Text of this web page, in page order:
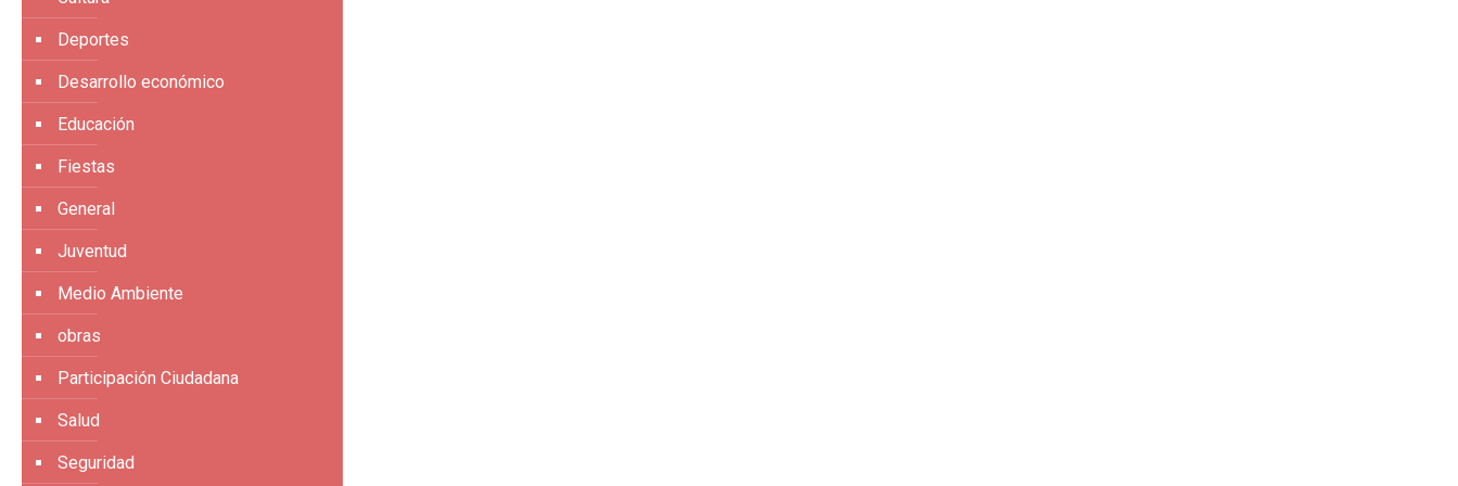
Deportes
Desarrollo económico
Educación
Fiestas
General
Juventud
Medio Ambiente
obras
Participación Ciudadana
Salud
Seguridad